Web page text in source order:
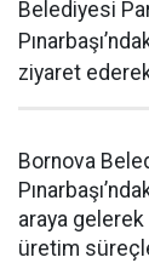
Belediyesi
ziyaret
Bornova
araya gelerek
üretim